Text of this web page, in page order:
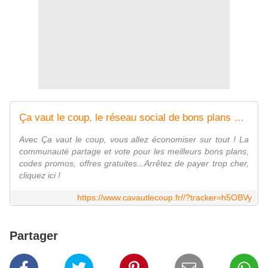
Ça vaut le coup, le réseau social de bons plans et d'économies
Avec Ça vaut le coup, vous allez économiser sur tout ! La
communauté partage et vote pour les meilleurs bons plans,
codes promos, offres gratuites...Arrêtez de payer trop cher,
cliquez ici !
https://www.cavautlecoup.fr//?tracker=h5OBVy
Partager